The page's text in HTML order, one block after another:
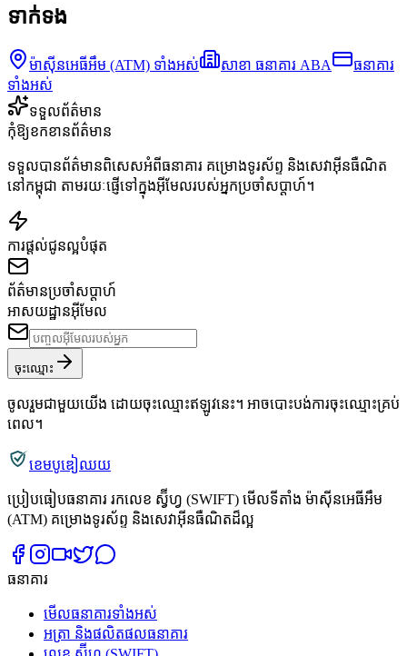
ទាក់ទង
ម៉ាស៊ីនអេធីអឹម (ATM) ទាំងអស់ សាខា ធនាគារ ABA
ធនាគារ
ទាំងអស់
ទទួលព័ត៌មាន
កុំឱ្យខកខានព័ត៌មាន
ទទួលបានព័ត៌មានពិសេសអំពីធនាគារ គម្រោងទូរស័ព្ទ និងសេវាអ៊ីនធឺណិត
នៅកម្ពុជា តាមរយៈផ្ញើទៅក្នុងអ៊ីមែលរបស់អ្នកប្រចាំសប្តាហ៍។
ការផ្តល់ជូនល្អបំផុត
ព័ត៌មានប្រចាំសប្តាហ៍
អាសយដ្ឋានអ៊ីមែល
ចុះឈ្មោះ
ចូលរួមជាមួយយើង ដោយចុះឈ្មោះឥឡូវនេះ។ អាចបោះបង់ការចុះឈ្មោះគ្រប់
ពេល។
ខេមបូឌៀឈយ
ប្រៀបធៀបធនាគារ រកលេខ ស្វ៊ីហ្វ (SWIFT) មើលទីតាំង ម៉ាស៊ីនអេធីអឹម
(ATM) គម្រោងទូរស័ព្ទ និងសេវាអ៊ីនធឺណិតដ៏ល្អ
ធនាគារ
មើលធនាគារទាំងអស់
អត្រា និងផលិតផលធនាគារ